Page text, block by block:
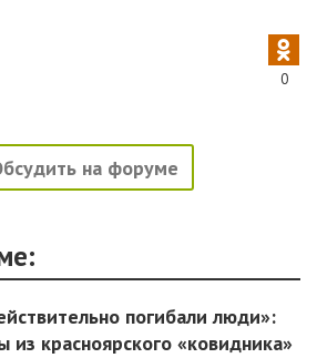
0
на форуме
погибали люди»:
из красноярского «ковидника»